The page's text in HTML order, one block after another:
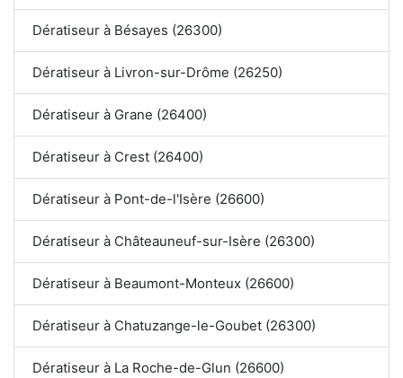
Dératiseur à Bésayes (26300)
Dératiseur à Livron-sur-Drôme (26250)
Dératiseur à Grane (26400)
Dératiseur à Crest (26400)
Dératiseur à Pont-de-l'Isère (26600)
Dératiseur à Châteauneuf-sur-Isère (26300)
Dératiseur à Beaumont-Monteux (26600)
Dératiseur à Chatuzange-le-Goubet (26300)
Dératiseur à La Roche-de-Glun (26600)